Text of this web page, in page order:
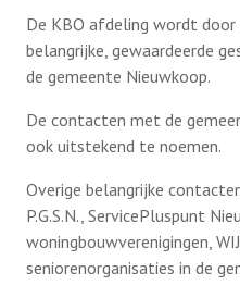
Bestuur
Nieuws
Bridgen in het
Workshop Breinfit
Belangenbehartiging
Ouderenadviseur
Hitteplan GGD
De KBO afdeling wordt door
belangrijke, gewaardeerde
de gemeente Nieuwkoop.
De contacten met de
ook uitstekend te noemen.
Overige belangrijke
P.G.S.N., ServicePluspunt
woningbouwverenigingen,
seniorenorganisaties in de